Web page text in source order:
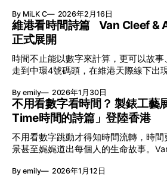
節與香港賽馬會慈善信託基金聯合呈獻
八年來不只是帶來無數來自世界各地
本地建立屬於香港的共融創作生態。今
艦藝團強強聯手打造兩部深具意義的作
影》，展開一場前所未有的藝術對話，
能量，全面開展一場無界限嘅藝術旅程。 第八屆「無限亮
以「你我不只一種想像」為題，從共融
的價值。不同能力人士是社會多樣性的
「不同」能力與特質，當我們一齊生活
發，偏見與界線，也自然被藝術溶化。 「無限亮」2026精彩
節目包括: 2月27日至3月1日：帕拉管弦樂團《無邊狂想曲》/
音樂‧舞蹈 (開幕節目) 2月28日至3月
By MiLK C 2026年2月16日
維港看時間詩篇 Van Cleef &
正式展開
時間不止能以數字來計算，更可以故事
走到中環4號碼頭，在維港天際線下出
覽。由即日至2月8日期間舉行，世家把
言搬離傳統店舖，放進公共場域，讓時
件，而是一場可以與他人一同經歷的詩意旅程。
「時間詩集」 走進展場尤如翻開一本時間詩集，藉由不同主
題呈現時間的無限想像。Van Cleef &
由單純的機械與數字堆砌，更像是腕上
精湛的製錶技術與敘事美學為核心，讓
報時的功能，而是把稍縱即逝的瞬間凝
By emily 2026年1月30日
不用看數字看時間？ 製錶工藝
Time時間的詩篇」登陸香港
不用看數字跳動才得知時間流轉，時
景甚至娓娓道出每個人的生命故事。
詩篇」展覽，邀請大家走進由愛情故事
By emily 2026年1月12日